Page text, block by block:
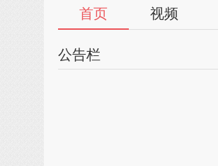
首页 视频
公告栏